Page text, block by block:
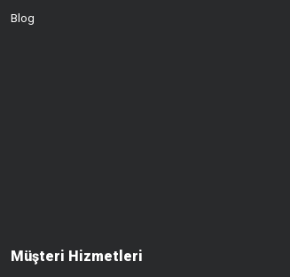
Blog
Müşteri Hizmetleri